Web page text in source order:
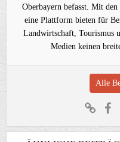
Oberbayern befasst. Mit
eine Plattform bieten für
Landwirtschaft, Tourismus
Medien keinen
Alle